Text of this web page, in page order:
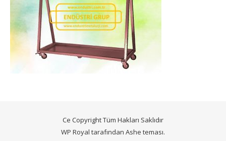
Ce Copyright Tüm Hakları Saklıdır
WP Royal tarafından Ashe teması.